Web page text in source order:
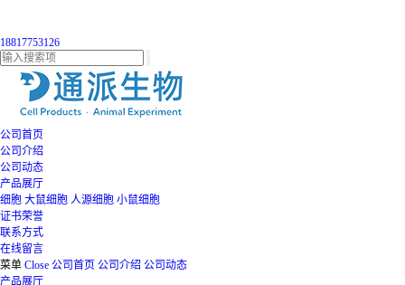
18817753126
公司首页
公司介绍
公司动态
产品展厅
细胞 大鼠细胞 人源细胞 小鼠细胞
证书荣誉
联系方式
在线留言
菜单 Close 公司首页 公司介绍 公司动态
产品展厅